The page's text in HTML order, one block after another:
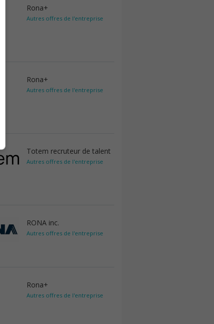
Rona+
Autres offres de l'entreprise
Rona+
Autres offres de l'entreprise
Totem recruteur de talent
Autres offres de l'entreprise
RONA inc.
Autres offres de l'entreprise
Rona+
Autres offres de l'entreprise